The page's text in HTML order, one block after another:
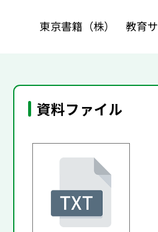
東京書籍（株） 教育
資料ファイル